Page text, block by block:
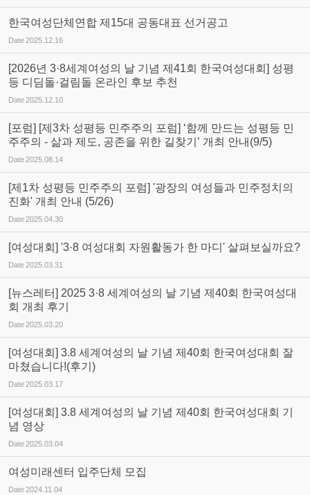
한국여성단체연합 제15대 공동대표 선거공고
Date2025.12.16
[2026년 3·8세계여성의 날 기념 제41회 한국여성대회] 성평
등 디딤돌·걸림돌 온라인 후보 추천
Date2025.12.10
[포럼] [제3차 성평등 민주주의 포럼] ‘함께 만드는 성평등 민
주주의 - 삶과 제도, 공존을 위한 길찾기’ 개최 안내(9/5)
Date2025.08.14
[제1차 성평등 민주주의 포럼] '광장의 여성들과 민주정치의
진화' 개최 안내 (5/26)
Date2025.04.30
[여성대회] '3·8 여성대회 자원활동가 한 마디' 살펴보실까요?
Date2025.03.31
[뉴스레터] 2025 3·8 세계여성의 날 기념 제40회 한국여성대
회 개최 후기
Date2025.03.20
[여성대회] 3.8 세계여성의 날 기념 제40회 한국여성대회 잘
마쳤습니다!(후기)
Date2025.03.17
[여성대회] 3.8 세계여성의 날 기념 제40회 한국여성대회 기
념 영상
Date2025.03.04
여성미래센터 입주단체 모집
Date2024.11.04